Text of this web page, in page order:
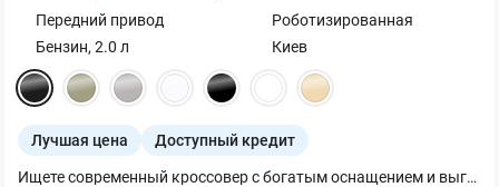
Передний привод
Роботизированная
Бензин, 2.0 л Киев
Лучшая цена Доступный кредит
Ищете современный кроссовер с богатым оснащением и выгодной ценой? GWM HAVAL H6 Standart — одно из лучших предложений в своем классе. Под капотом расположен современный турбированный бензиновый двигатель 1.5 GDIT мощностью 177 л.с. и крутящим моментом 270 Нм, который работает в паре с 7-ступенчатой автоматической коробкой передач DCT мокрого типа. Разгон до 100 км/ч занимает всего 8,5 секунд. HAVAL H6 предлагает просторный салон, багажное отделение объемом 560 литров, климат-контроль, цифровую панель приборов 10,25”, мультимедийную систему с 14,6” сенсорным экраном, беспроводные Apple CarPlay и Android Auto, голосовое управление и камеру кругового обзора 540°. Среди оснащения: • Matrix LED фары • Подогрев руля • Подогрев передних и задних сидений • Беспроводная зарядка смартфона 50 Вт • Бесключевой доступ и запуск двигателя • Система Auto Hold • Датчики света и дождя • Двухзонный климат-контроль • Камера 540° с функцией «прозрачный шасси» Безопасность обеспечивается комплексом современных систем: ESC, TCS, HAC, HDC, TPMS, системой мониторинга усталости водителя, шестью подушками безопасности и креплениями ISOFIX. Гарантия на автомобиль — до 8 лет или 160 000 км пробега.